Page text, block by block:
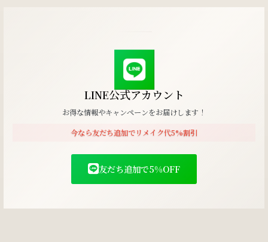
LINE公式アカウント
お得な情報やキャンペーンをお届けします！
今なら友だち追加でリメイク代5%割引
友だち追加で5%OFF